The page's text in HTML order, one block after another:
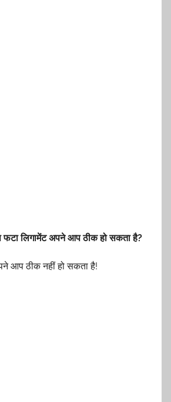
लिगामेंट अपने आप ठीक हो सकता है?
आप ठीक नहीं हो सकता है!